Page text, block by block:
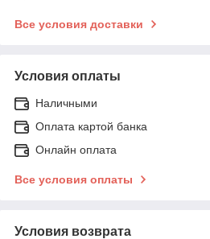
Все условия доставки
Условия оплаты
Наличными
Оплата картой банка
Онлайн оплата
Все условия оплаты
Условия возврата